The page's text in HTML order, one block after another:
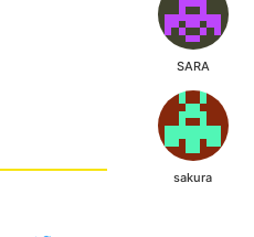
SARA
sakura